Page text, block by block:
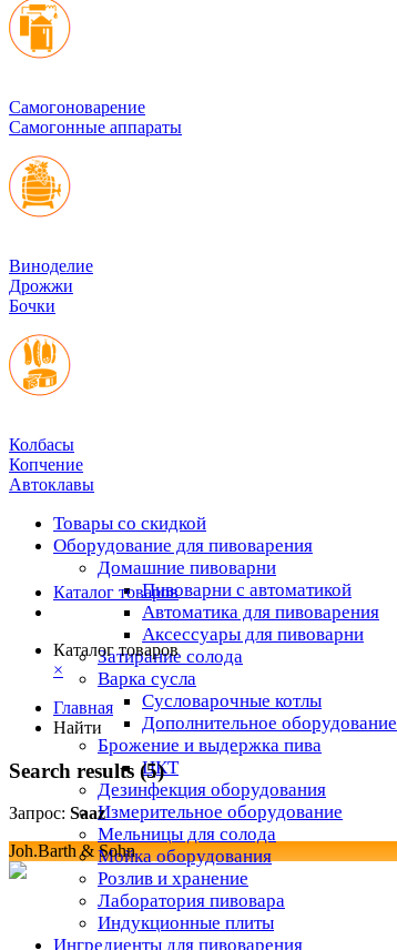
Cамогоноварение
Самогонные аппараты
Виноделие
Дрожжи
Бочки
Колбасы
Копчение
Автоклавы
Товары со скидкой
Оборудование для пивоварения
Домашние пивоварни
Пивоварни с автоматикой
Автоматика для пивоварения
Аксессуары для пивоварни
Затирание солода
Варка сусла
Cусловарочные котлы
Дополнительное оборудование
Брожение и выдержка пива
ЦКТ
Дезинфекция оборудования
Измерительное оборудование
Мельницы для солода
Мойка оборудования
Розлив и хранение
Лаборатория пивовара
Индукционные плиты
Ингредиенты для пивоварения
Каталог товаров
Каталог товаров
×
Главная
Найти
Search results (5)
Запрос: Saaz
Joh.Barth & Sohn